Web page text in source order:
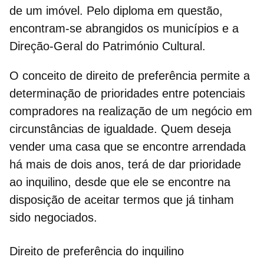
de um imóvel . Pelo diploma em questão,
encontram-se abrangidos os municípios e a
Direção-Geral do Património Cultural .
O conceito de direito de preferência permite a
determinação de prioridades entre potenciais
compradores na realização de um negócio em
circunstâncias de igualdade. Quem deseja
vender uma casa que se encontre arrendada
há mais de dois anos, terá de dar prioridade
ao inquilino, desde que ele se encontre na
disposição de aceitar termos que já tinham
sido negociados.
Direito de preferência do inquilino